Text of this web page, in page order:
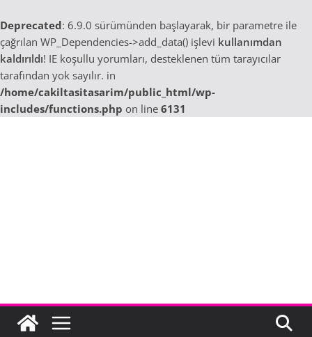
Deprecated: 6.9.0 sürümünden başlayarak, bir parametre ile
çağrılan WP_Dependencies->add_data() işlevi kullanımdan
kaldırıldı! IE koşullu yorumları, desteklenen tüm tarayıcılar
tarafından yok sayılır. in
/home/cakiltasitasarim/public_html/wp-
includes/functions.php on line 6131